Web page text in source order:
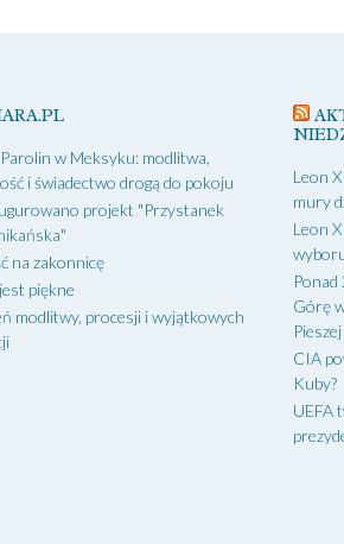
w Meksyku: modlitwa,
i świadectwo drogą do pokoju
projekt "Przystanek
na zakonnicę
piękne
modlitwy, procesji i wyjątkowych
Leon
mury
Leon
Górę
Pieszej
CIA
Kuby?
UEFA